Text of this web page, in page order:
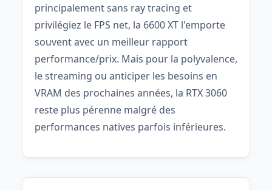
principalement sans ray tracing et
privilégiez le FPS net, la 6600 XT l'emporte
souvent avec un meilleur rapport
performance/prix. Mais pour la polyvalence,
le streaming ou anticiper les besoins en
VRAM des prochaines années, la RTX 3060
reste plus pérenne malgré des
performances natives parfois inférieures.